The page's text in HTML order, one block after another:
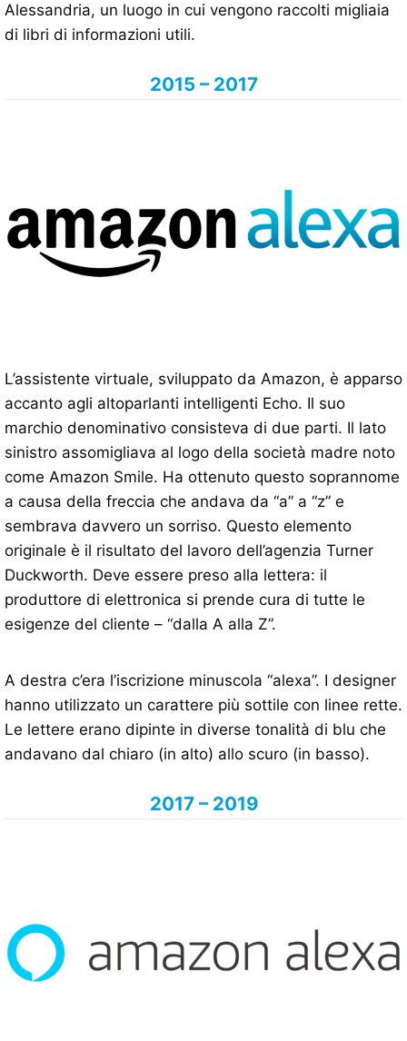
Alessandria, un luogo in cui vengono raccolti migliaia
di libri di informazioni utili.
2015 – 2017
L’assistente virtuale, sviluppato da Amazon, è apparso
accanto agli altoparlanti intelligenti Echo. Il suo
marchio denominativo consisteva di due parti. Il lato
sinistro assomigliava al logo della società madre noto
come Amazon Smile. Ha ottenuto questo soprannome
a causa della freccia che andava da “a” a “z” e
sembrava davvero un sorriso. Questo elemento
originale è il risultato del lavoro dell’agenzia Turner
Duckworth. Deve essere preso alla lettera: il
produttore di elettronica si prende cura di tutte le
esigenze del cliente – “dalla A alla Z”.
A destra c’era l’iscrizione minuscola “alexa”. I designer
hanno utilizzato un carattere più sottile con linee rette.
Le lettere erano dipinte in diverse tonalità di blu che
andavano dal chiaro (in alto) allo scuro (in basso).
2017 – 2019